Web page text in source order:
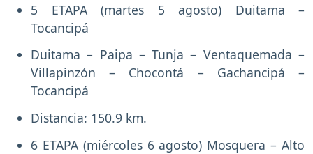
5 ETAPA (martes 5 agosto) Duitama –
Tocancipá
Duitama – Paipa – Tunja – Ventaquemada –
Villapinzón – Chocontá – Gachancipá –
Tocancipá
Distancia: 150.9 km.
6 ETAPA (miércoles 6 agosto) Mosquera – Alto